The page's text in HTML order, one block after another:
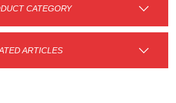
CATEGORY
ARTICLES